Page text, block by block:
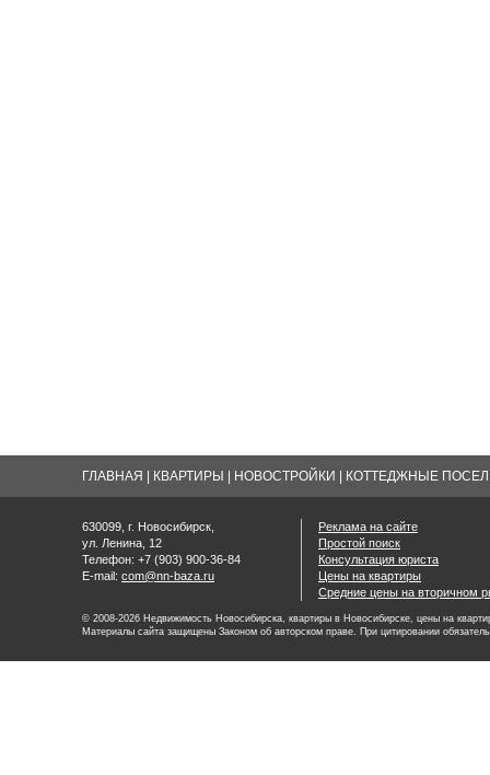
ГЛАВНАЯ КВАРТИРЫ НОВОСТРОЙКИ КОТТЕДЖНЫЕ
630099, г. Новосибирск,
ул. Ленина, 12
Телефон: +7 (903) 900-36-84
E-mail: com@nn-baza.ru
Реклама на сайте
Простой поиск
Консультация юриста
Цены на квартиры
Средние цены на вторичном
© 2008-2026 Недвижимость Новосибирска, квартиры в Новосибирске, цены на
Материалы сайта защищены Законом об авторском праве. При цитировании